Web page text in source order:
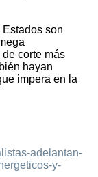
son
corte más
hayan
impera en la
adelantan-
y-